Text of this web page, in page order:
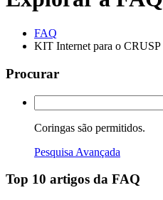
FAQ
KIT Internet para o CRUSP
Procurar
Coringas são permitidos.
Pesquisa Avançada
Top 10 artigos da FAQ